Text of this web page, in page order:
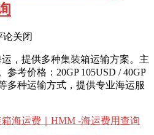
论关闭
，提供多种集装箱运输方案。主
考价格：20GP 105USD / 40GP
多种运输方式，提供专业海运服